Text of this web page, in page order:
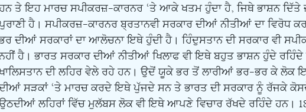
ਤੇ ਇਹ ਮਾਰਚ ਸਪੀਕਰਜ਼-ਕਾਰਨਰ ‘ਤੇ ਆਕੇ ਖਤਮ ਹੁੰਦਾ ਹੈ, ਜਿਥੇ ਭਾਸ਼ਨ
ਹੈ। ਸਪੀਕਰਜ਼-ਕਾਰਨਰ ਬ੍ਰਤਾਨਵੀ ਸਰਕਾਰ ਦੀਆਂ ਨੀਤੀਆਂ ਦਾ ਵਿਰੋਧ
ਦੀਆਂ ਸਰਕਾਰਾਂ ਦਾ ਆਲੋਚਨਾ ਇਥੇ ਹੁੰਦੀ ਹੈ। ਹਿੰਦੁਸਤਾਨ ਦੀ ਸਰਕਾਰ ਵੀ
ਹੈ। ਭਾਰਤ ਸਰਕਾਰ ਦੀਆਂ ਨੀਤੀਆਂ ਖਿਲਾਫ ਵੀ ਇਥੇ ਬਹੁਤ ਭਾਸ਼ਨ ਹੁੰਦੇ
ਦੀ ਲਹਿਰ ਵੇਲੇ ਰਹੇ ਹਨ। ਉਦੋਂ ਯੂਕੇ ਭਰ ਤੋਂ ਲਾਰੀਆਂ ਭਰ-ਭਰ ਕੇ
ਸੜਕਾਂ ‘ਤੇ ਮਾਰਚ ਕਰਦੇ ਇਥੇ ਪੁੱਜਦੇ ਸਨ ਤੇ ਭਾਰਤ ਦੀ ਸਰਕਾਰ ਨੂੰ ਰੱਜਕੇ
ਲਹਿਰਾਂ ਵਿੱਚ ਮੁਲੱਬਸ ਲੋਕ ਵੀ ਇਥੇ ਆਪਣੇ ਵਿਚਾਰ ਰੱਖਦੇ ਰਹਿੰਦੇ ਹਨ।